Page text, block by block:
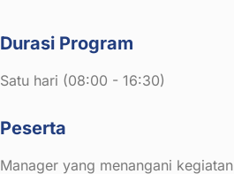
Durasi Program
Satu hari (08:00 - 16:30)
Peserta
Manager yang menangani kegiatan